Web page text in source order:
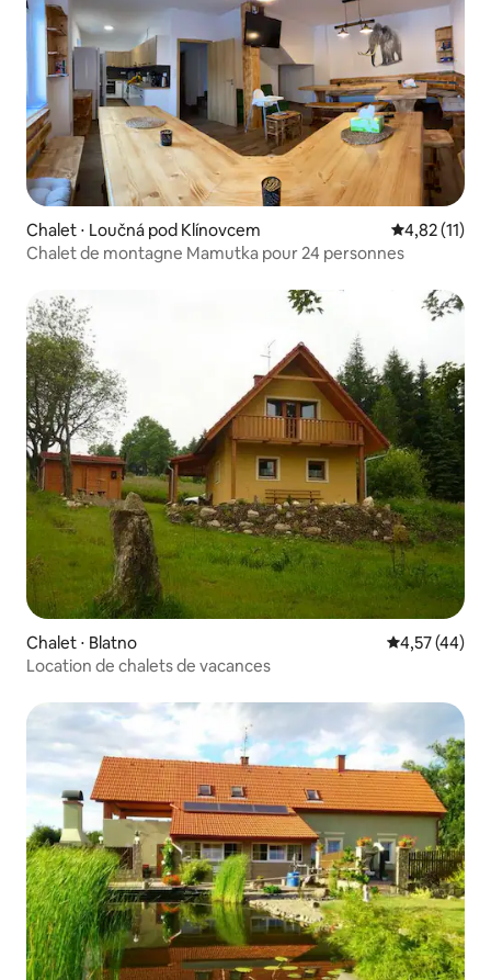
Chalet ⋅ Loučná pod Klínovcem Évaluation
4,82 (11)
Chalet de montagne Mamutka pour 24 personnes
Chalet ⋅ Blatno Évaluation
4,57 (44)
Location de chalets de vacances